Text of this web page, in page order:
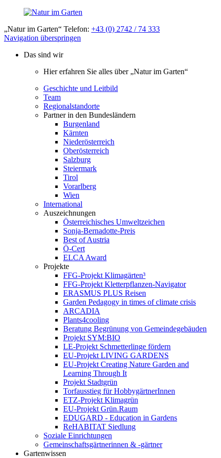
„Natur im Garten“ Telefon: +43 (0) 2742 / 74 333
Navigation überspringen
Das sind wir
Hier erfahren Sie alles über „Natur im Garten“
Geschichte und Leitbild
Team
Regionalstandorte
Partner in den Bundesländern
Burgenland
Kärnten
Niederösterreich
Oberösterreich
Salzburg
Steiermark
Tirol
Vorarlberg
Wien
International
Auszeichnungen
Österreichisches Umweltzeichen
Sonja-Bernadotte-Preis
Best of Austria
Ö-Cert
ELCA Award
Projekte
FFG-Projekt Klimagärten³
FFG-Projekt Kletterpflanzen-Navigator
ERASMUS PLUS Reisen
Garden Pedagogy in times of climate crisis
ARCADIA
Plants4cooling
Beratung Begrünung von Gemeindegebäuden
Projekt SYM:BIO
LE-Projekt Schmetterlinge fördern
EU-Projekt LIVING GARDENS
EU-Projekt Creating Nature Garden and
Learning Through It
Projekt Stadtgrün
Torfausstieg für HobbygärtnerInnen
ETZ-Projekt Klimagrün
EU-Projekt Grün.Raum
EDUGARD - Education in Gardens
ReHABITAT Siedlung
Soziale Einrichtungen
Gemeinschaftsgärtnerinnen & -gärtner
Gartenwissen